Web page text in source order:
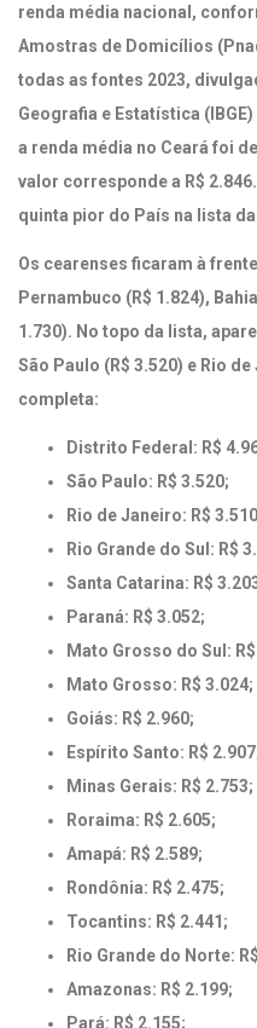
renda média nacional,
Amostras de Domicílios
todas as fontes 2023,
Geografia e Estatística
a renda média no Ceará foi
valor corresponde a R$
quinta pior do País na lista
Os cearenses ficaram à
Pernambuco (R$ 1.824),
1.730). No topo da lista,
São Paulo (R$ 3.520) e Rio
completa:
Distrito Federal: R$
São Paulo: R$ 3.520;
Rio de Janeiro: R$
Rio Grande do Sul: R$
Santa Catarina: R$
Paraná: R$ 3.052;
Mato Grosso do Sul:
Mato Grosso: R$ 3.024;
Goiás: R$ 2.960;
Espírito Santo: R$
Minas Gerais: R$ 2.753;
Roraima: R$ 2.605;
Amapá: R$ 2.589;
Rondônia: R$ 2.475;
Tocantins: R$ 2.441;
Rio Grande do Norte:
Amazonas: R$ 2.199;
Pará: R$ 2.155;